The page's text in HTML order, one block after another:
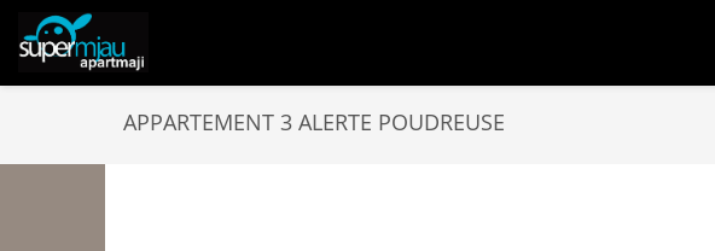
APPARTEMENT 3 ALERTE POUDREUSE